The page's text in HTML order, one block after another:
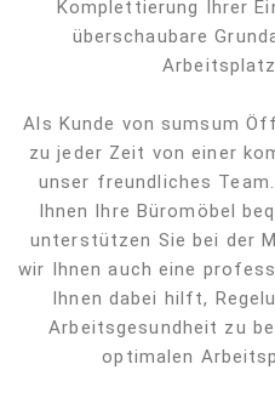
Komplettierung Ihrer
überschaubare
Als Kunde von sumsum
zu jeder Zeit von einer
unser freundliches
Ihnen Ihre Büromöbel
unterstützen Sie bei der
wir Ihnen auch eine
Ihnen dabei hilft,
Arbeitsgesundheit zu
optimalen